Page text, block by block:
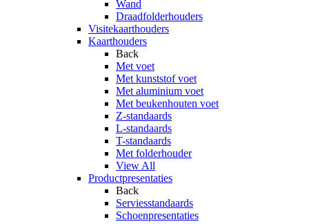
Wand
Draadfolderhouders
Visitekaarthouders
Kaarthouders
Back
Met voet
Met kunststof voet
Met aluminium voet
Met beukenhouten voet
Z-standaards
L-standaards
T-standaards
Met folderhouder
View All
Productpresentaties
Back
Serviesstandaards
Schoenpresentaties